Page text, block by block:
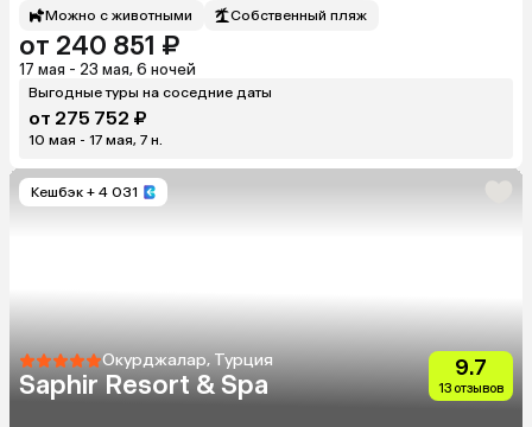
Можно с животными
Собственный пляж
от 240 851 ₽
17 мая - 23 мая, 6 ночей
Выгодные туры на соседние даты
от 275 752 ₽
10 мая - 17 мая, 7 н.
Кешбэк + 4 031
Окурджалар, Турция
Saphir Resort & Spa
9.7
13 отзывов